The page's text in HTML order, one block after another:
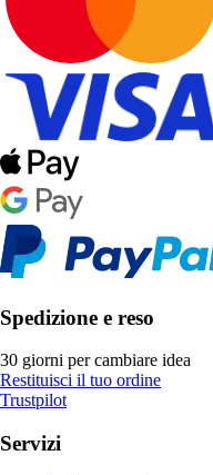
Spedizione e reso
30 giorni per cambiare idea
Restituisci il tuo ordine
Trustpilot
Servizi